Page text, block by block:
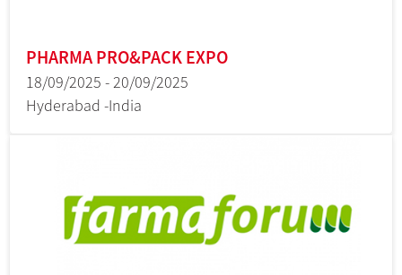
PHARMA PRO&PACK EXPO
18/09/2025 - 20/09/2025
Hyderabad -India